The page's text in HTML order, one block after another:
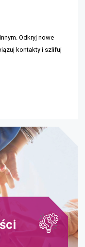
Odkryj nowe
kontakty i szlifuj